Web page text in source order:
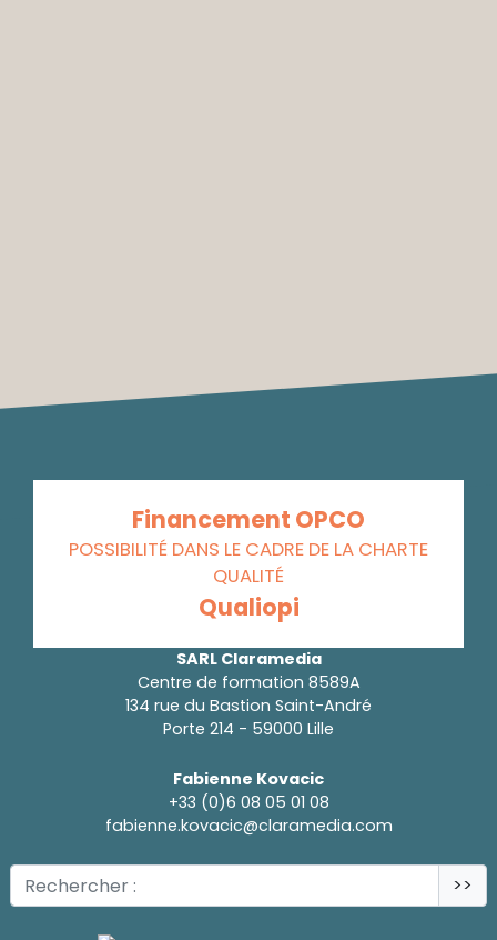
Financement OPCO
POSSIBILITÉ DANS LE CADRE DE LA CHARTE
QUALITÉ
Qualiopi
SARL Claramedia
Centre de formation 8589A
134 rue du Bastion Saint-André
Porte 214 - 59000 Lille
Fabienne Kovacic
+33 (0)6 08 05 01 08
fabienne.kovacic@claramedia.com
>>